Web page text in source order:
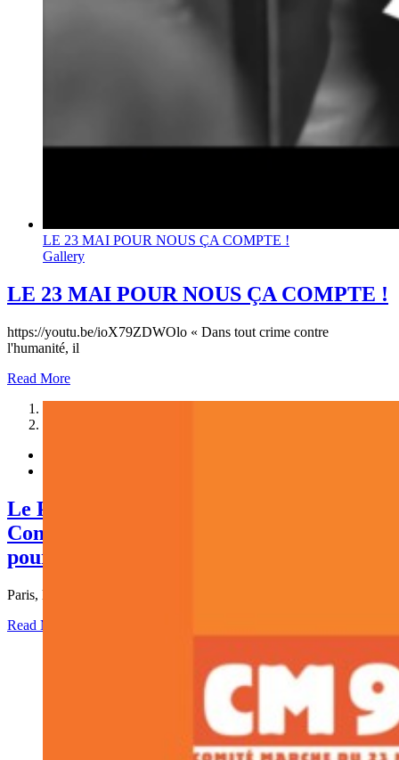
LE 23 MAI POUR NOUS ÇA COMPTE !
Gallery
LE 23 MAI POUR NOUS ÇA COMPTE !
https://youtu.be/ioX79ZDWOlo « Dans tout crime contre
l'humanité, il
Read More
Le Président du CM98 démissionne du
Conseil d’administration de la Fondation
pour la Mémoire de l’Esclavage
Paris, le 26 avril 2021 NON À LA HIÉRACHISATION
Read More